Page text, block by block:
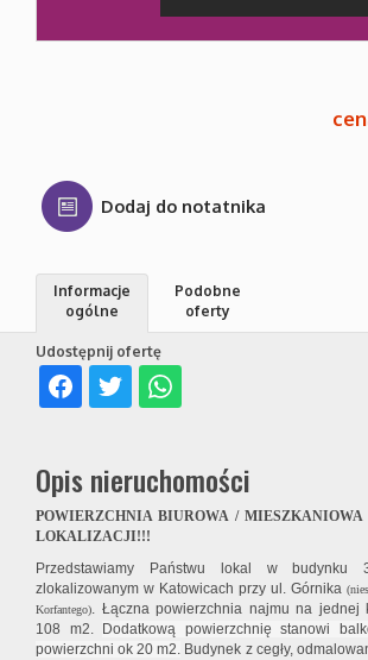
Dodaj do notatnika
Udostępnij ofertę
Informacje
ogólne
Podobne
oferty
Opis nieruchomości
POWIERZCHNIA BIUROWA /
LOKALIZACJI!!!
Przedstawiamy Państwu lokal w budynku
zlokalizowanym w Katowicach przy ul. Górnika
Korfantego). Łączna powierzchnia najmu na jednej
108 m2.
Dodatkową powierzchnię stanowi
powierzchni ok 20 m2. Budynek z cegły,